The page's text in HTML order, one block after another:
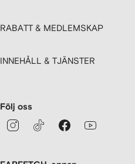
RABATT & MEDLEMSKAP
INNEHÅLL & TJÄNSTER
Följ oss